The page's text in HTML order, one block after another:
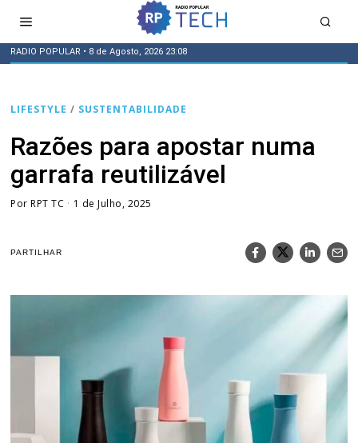
RADIO POPULAR • 8 de Agosto, 2026 23:08
LIFESTYLE / SUSTENTABILIDADE
Razões para apostar numa
garrafa reutilizável
PorRPT TC 1 de Julho, 2025
PARTILHAR